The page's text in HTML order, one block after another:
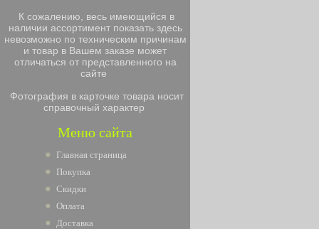
К сожалению, весь имеющийся в
наличии ассортимент показать здесь
невозможно по техническим причинам
и товар в Вашем заказе может
отличаться от представленного на
сайте
Фотография в карточке товара носит
справочный характер
Меню сайта
Главная страница
Покупка
Скидки
Оплата
Доставка